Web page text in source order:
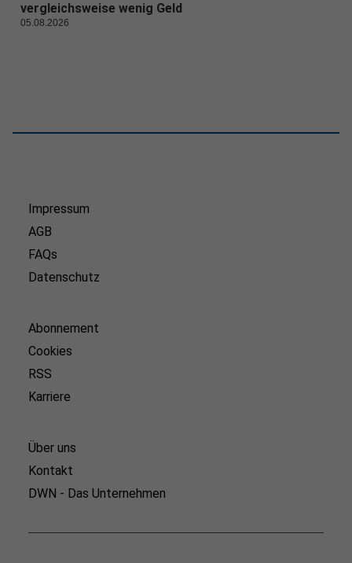
vergleichsweise wenig Geld
05.08.2026
Impressum
AGB
FAQs
Datenschutz
Abonnement
Cookies
RSS
Karriere
Über uns
Kontakt
DWN - Das Unternehmen